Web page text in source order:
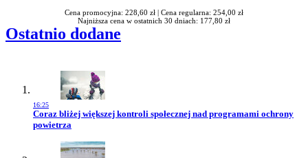
Cena promocyjna: 228,60 zł | Cena regularna: 254,00 zł
Najniższa cena w ostatnich 30 dniach: 177,80 zł
Ostatnio dodane
16:25
Przejdź do artykułu:
Coraz bliżej większej kontroli społecznej nad programami ochrony
powietrza